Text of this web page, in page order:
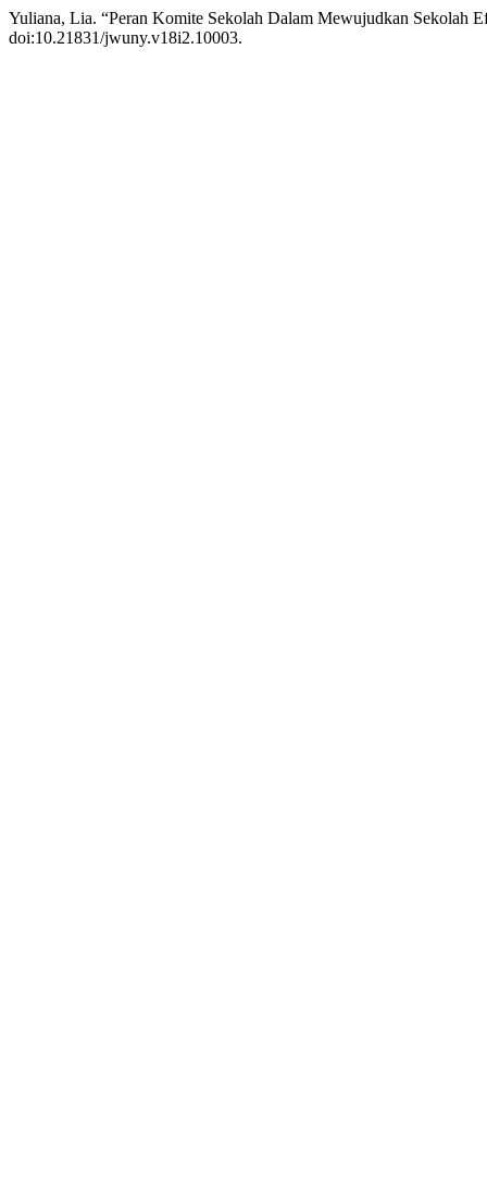
Yuliana, Lia. “Peran Komite Sekolah Dalam Mewujudkan Sekolah
doi:10.21831/jwuny.v18i2.10003.